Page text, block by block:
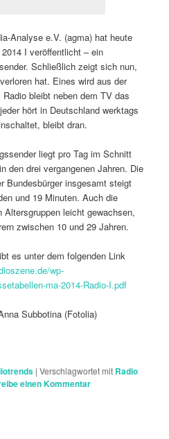
Analyse e.V. (agma) hat heute
I veröffentlicht – ein
Schließlich zeigt sich nun,
hat. Eines wird aus der
bleibt neben dem TV das
hört in Deutschland werktags
bleibt dran.
liegt pro Tag im Schnitt
den drei vergangenen Jahren. Die
Bundesbürger insgesamt steigt
und 19 Minuten. Auch die
leicht gewachsen,
zwischen 10 und 29 Jahren.
es unter dem folgenden Link
wp-
ma-2014-Radio-I.pdf
Subbotina (Fotolia)
|Verschlagwortet mit Radio
einen Kommentar